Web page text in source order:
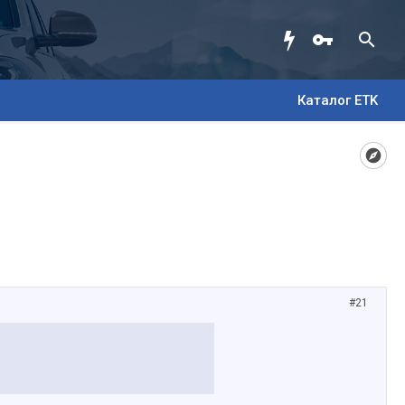
Каталог ETK
#21